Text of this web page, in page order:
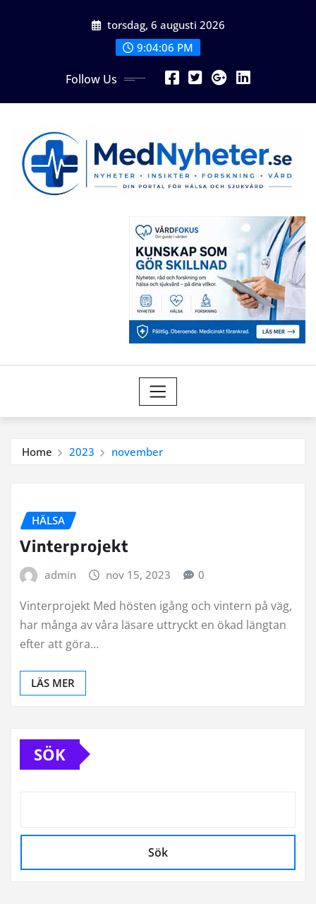
torsdag, 6 augusti 2026
9:04:06 PM
Follow Us
Home 2023 november
HÄLSA
Vinterprojekt
admin nov 15, 2023 0
Vinterprojekt Med hösten igång och vintern på väg,
har många av våra läsare uttryckt en ökad längtan
efter att göra…
LÄS MER
SÖK
Sök